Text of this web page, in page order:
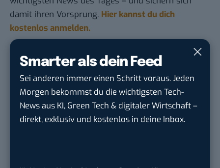
Smarter als dein Feed
Sei anderen immer einen Schritt voraus. Jeden
Morgen bekommst du die wichtigsten Tech-
News aus KI, Green Tech & digitaler Wirtschaft –
direkt, exklusiv und kostenlos in deine Inbox.
damit ihren Vorsprung. Hier kannst du dich
kostenlos anmelden.
STELLENANZEIGEN
Social Media Content Creator (m/w/d)
moveUP Media GmbHinDüsseldorf
Anforderungs- und Projektmanager